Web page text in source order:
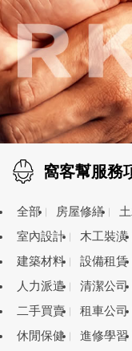
窩客幫服務
全部 房屋修繕
室內設計
木工裝潢
建築材料
設備租賃
人力派遣
清潔公司
二手買賣
租車公司
休閒保健
進修學習